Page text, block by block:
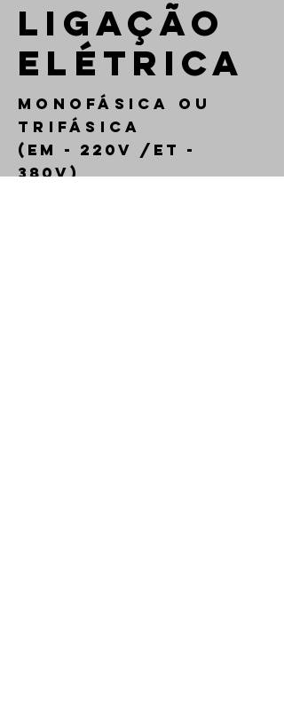
LIGAÇÃO
ELÉTRICA
MONOFÁSICA OU
TRIFÁSICA
(EM - 220V /ET -
380V)